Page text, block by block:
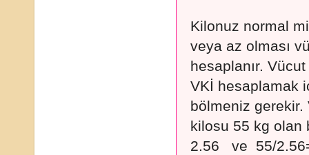
Kilonuz normal
veya az olması
hesaplanır.
VKİ hesaplamak
bölmeniz
kilosu 55 kg olan
2.56 ve 55/